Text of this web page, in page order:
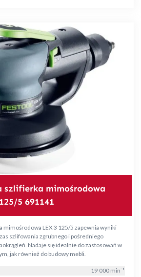
szlifierka mimośrodowa
5 691141
mimośrodowa LEX 3 125/5 zapewnia wyniki
szlifowania zgrubnego i pośredniego
Nadaje się idealnie do zastosowań w
jak również do budowy mebli.
19 000 min⁻¹